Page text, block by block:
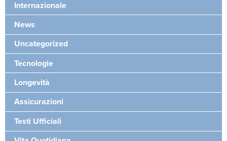
Internazionale
News
Uncategorized
Tecnologie
Longevità
Assicurazioni
Testi Ufficiali